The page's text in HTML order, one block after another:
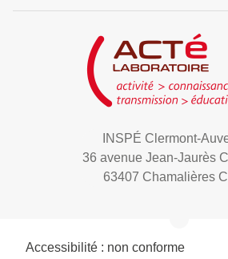
INSPÉ Clermont-
36 avenue Jean-Jaurès
63407 Chamalières
Accessibilité : non conforme